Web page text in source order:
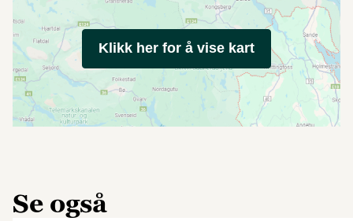
Klikk her for å vise kart
Se også